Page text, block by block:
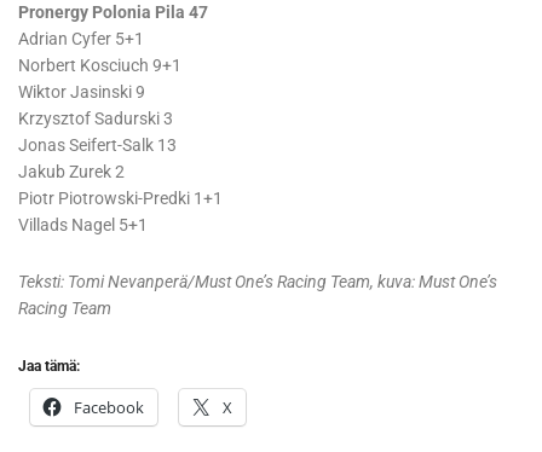
Pronergy Polonia Pila 47
Adrian Cyfer 5+1
Norbert Kosciuch 9+1
Wiktor Jasinski 9
Krzysztof Sadurski 3
Jonas Seifert-Salk 13
Jakub Zurek 2
Piotr Piotrowski-Predki 1+1
Villads Nagel 5+1
Teksti: Tomi Nevanperä/Must One’s Racing Team, kuva: Must One’s
Racing Team
Jaa tämä:
Facebook X